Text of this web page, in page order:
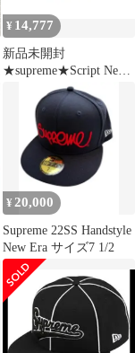
¥ 14,777
新品未開封
★supreme★Script New
Era★コラボキャップ★
¥ 20,000
Supreme 22SS Handstyle
New Era サイズ7 1/2